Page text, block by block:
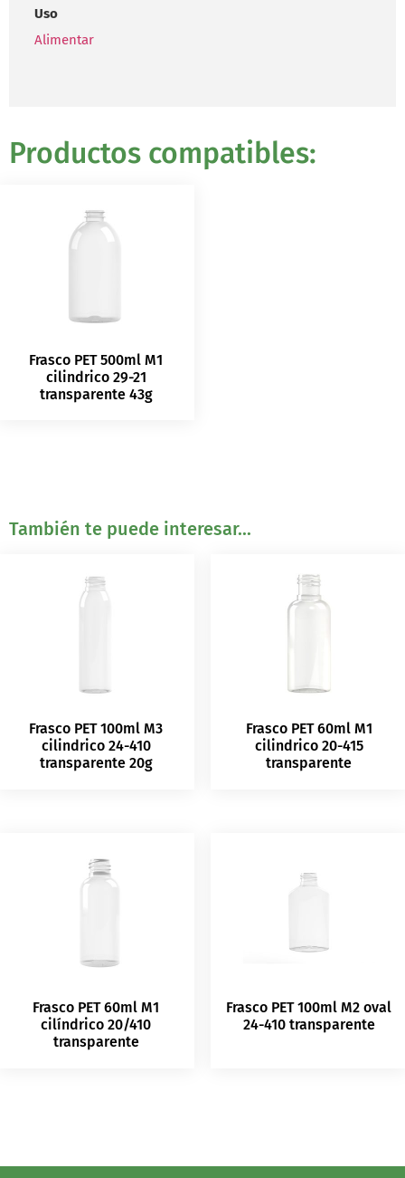
Uso
Alimentar
Productos compatibles:
Frasco PET 500ml M1
cilindrico 29-21
transparente 43g
También te puede interesar...
Frasco PET 100ml M3
cilindrico 24-410
transparente 20g
Frasco PET 60ml M1
cilindrico 20-415
transparente
Frasco PET 60ml M1
cilíndrico 20/410
transparente
Frasco PET 100ml M2 oval
24-410 transparente